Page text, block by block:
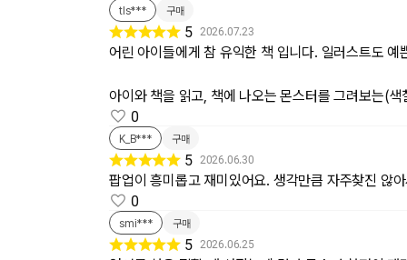
tls*** 구매
5 2026.07.23
어린 아이들에게 참 유익한 책 입니다. 일러스트도
아이와 책을 읽고, 책에 나오는 몬스터를 그려보는(
0
K_B*** 구매
5 2026.06.30
팝업이 흥미롭고 재미있어요. 생각만큼 자주찾진 않
0
smi*** 구매
5 2026.06.25